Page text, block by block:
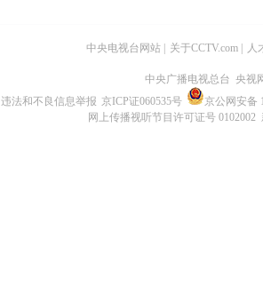
中央电视台网站 关于CCTV.com 人
中央广播电视总台 央视
违法和不良信息举报 京ICP证060535号
京公网安备
网上传播视听节目许可证号 0102002